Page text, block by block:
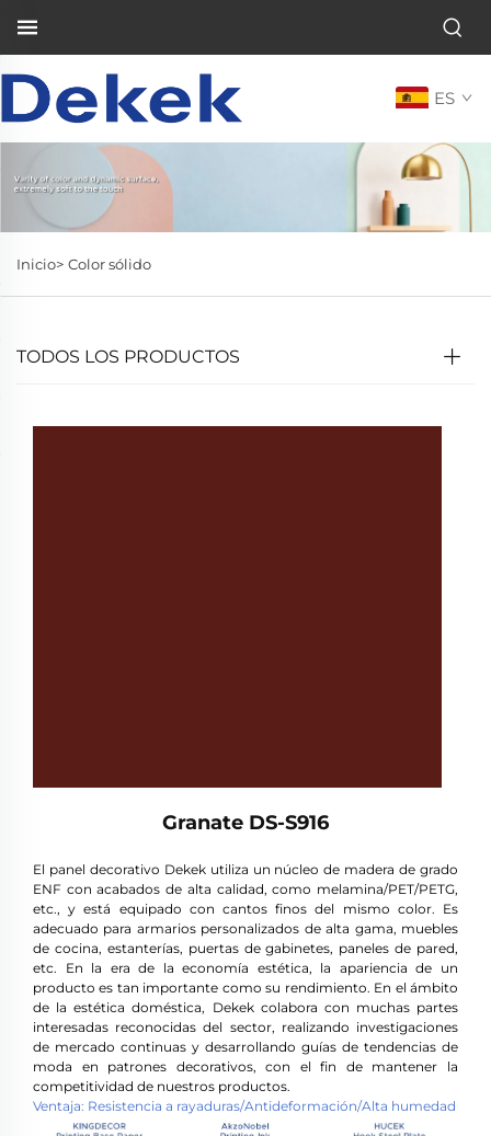
ES
Inicio> Color sólido
TODOS LOS PRODUCTOS
Granate DS-S916
El panel decorativo Dekek utiliza un núcleo de madera de grado
ENF con acabados de alta calidad, como melamina/PET/PETG,
etc., y está equipado con cantos finos del mismo color. Es
adecuado para armarios personalizados de alta gama, muebles
de cocina, estanterías, puertas de gabinetes, paneles de pared,
etc. En la era de la economía estética, la apariencia de un
producto es tan importante como su rendimiento. En el ámbito
de la estética doméstica, Dekek colabora con muchas partes
interesadas reconocidas del sector, realizando investigaciones
de mercado continuas y desarrollando guías de tendencias de
moda en patrones decorativos, con el fin de mantener la
competitividad de nuestros productos.
Ventaja: Resistencia a rayaduras/Antideformación/Alta humedad